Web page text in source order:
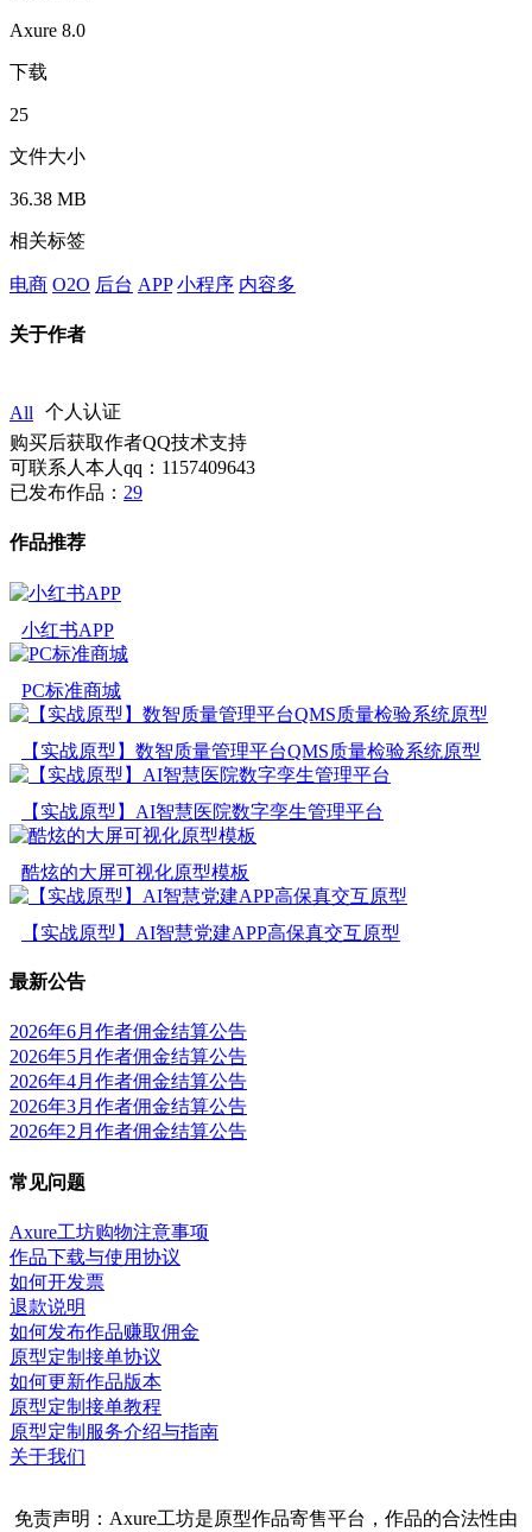
Axure 8.0
下载
25
文件大小
36.38 MB
相关标签
电商 O2O 后台 APP 小程序 内容多
关于作者
All
个人认证
购买后获取作者QQ技术支持
可联系人本人qq：1157409643
已发布作品： 29
作品推荐
小红书APP
PC标准商城
【实战原型】数智质量管理平台QMS质量检验系统原型
【实战原型】AI智慧医院数字孪生管理平台
酷炫的大屏可视化原型模板
【实战原型】AI智慧党建APP高保真交互原型
最新公告
2026年6月作者佣金结算公告
2026年5月作者佣金结算公告
2026年4月作者佣金结算公告
2026年3月作者佣金结算公告
2026年2月作者佣金结算公告
常见问题
Axure工坊购物注意事项
作品下载与使用协议
如何开发票
退款说明
如何发布作品赚取佣金
原型定制接单协议
如何更新作品版本
原型定制接单教程
原型定制服务介绍与指南
关于我们
免责声明：Axure工坊是原型作品寄售平台，作品的合法性由